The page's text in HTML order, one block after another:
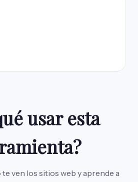
usar esta
ven los sitios web y aprende a